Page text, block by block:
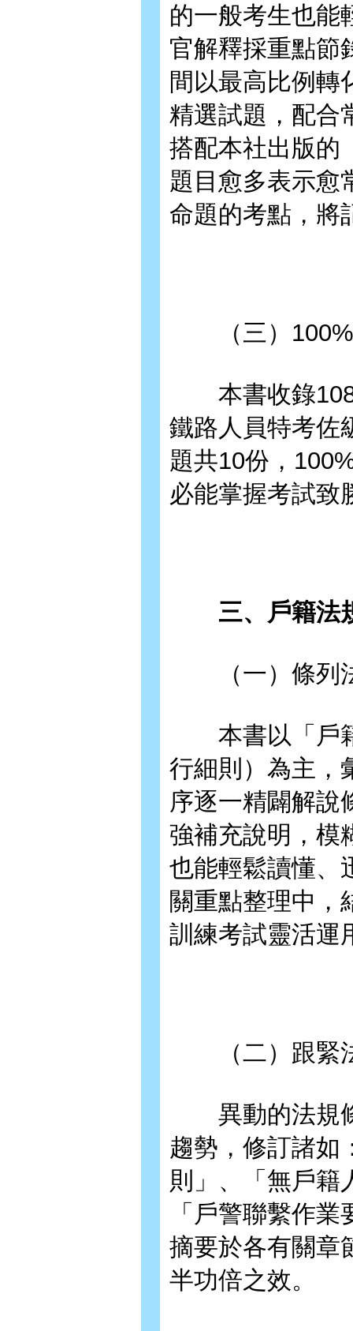
的一般考生也能
官解釋採重點節
間以最高比例轉
精選試題，配合
搭配本社出版的
題目愈多表示愈
命題的考點，將
（三）100%
本書收錄
鐵路人員特考佐
題共10份，
必能掌握考試致
三、戶籍法
（一）條列法
本書以「戶籍
行細則）為主，
序逐一精闢解說
強補充說明，模
也能輕鬆讀懂、
關重點整理中，
訓練考試靈活運
（二）跟緊法
異動的法規條
趨勢，修訂諸如
則」、「無戶籍
「戶警聯繫作
摘要於各有關章
半功倍之效。